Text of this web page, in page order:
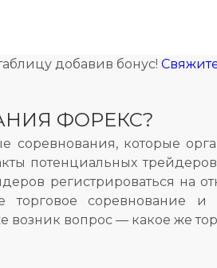
добавив бонус!
ФОРЕКС?
соревнования, которые
потенциальных
регистрироваться на
торговое
возник вопрос — какое же